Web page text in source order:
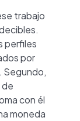
trabajo
perfiles
por
Segundo,
de
con él
moneda